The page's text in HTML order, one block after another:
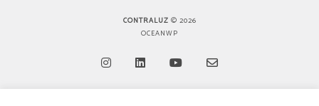
CONTRALUZ © 2026
OCEANWP